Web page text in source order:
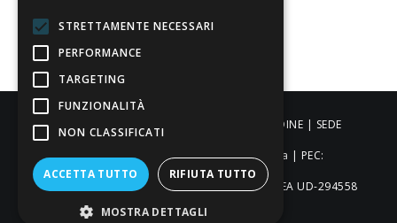
Pagamenti sicuri
ALDIGIÙ S.R.L. | Via Cortazzis 15 33100 - UDINE | SEDE
OPERATIVA: Via del Progresso 3 - Padova | PEC:
aldigiusrl@pec.it | C.F. e P.IVA 02873920306 REA UD-294558
Capitale sociale: € 27.086,97
STRETTAMENTE NECESSARI
PERFORMANCE
TARGETING
FUNZIONALITÀ
NON CLASSIFICATI
ACCETTA TUTTO RIFIUTA TUTTO
MOSTRA DETTAGLI